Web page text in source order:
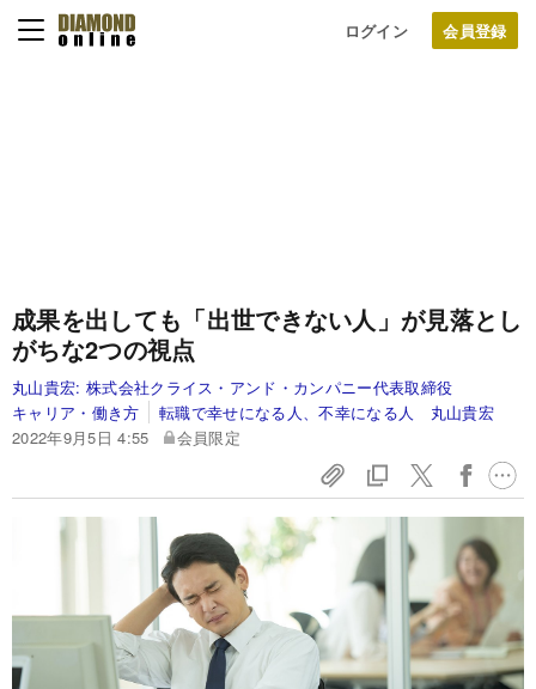
ログイン
成果を出しても「出世できない人」が見落とし
がちな2つの視点
丸山貴宏: 株式会社クライス・アンド・カンパニー代表取締役
キャリア・働き方
転職で幸せになる人、不幸になる人 丸山貴宏
2022年9月5日 4:55
会員限定